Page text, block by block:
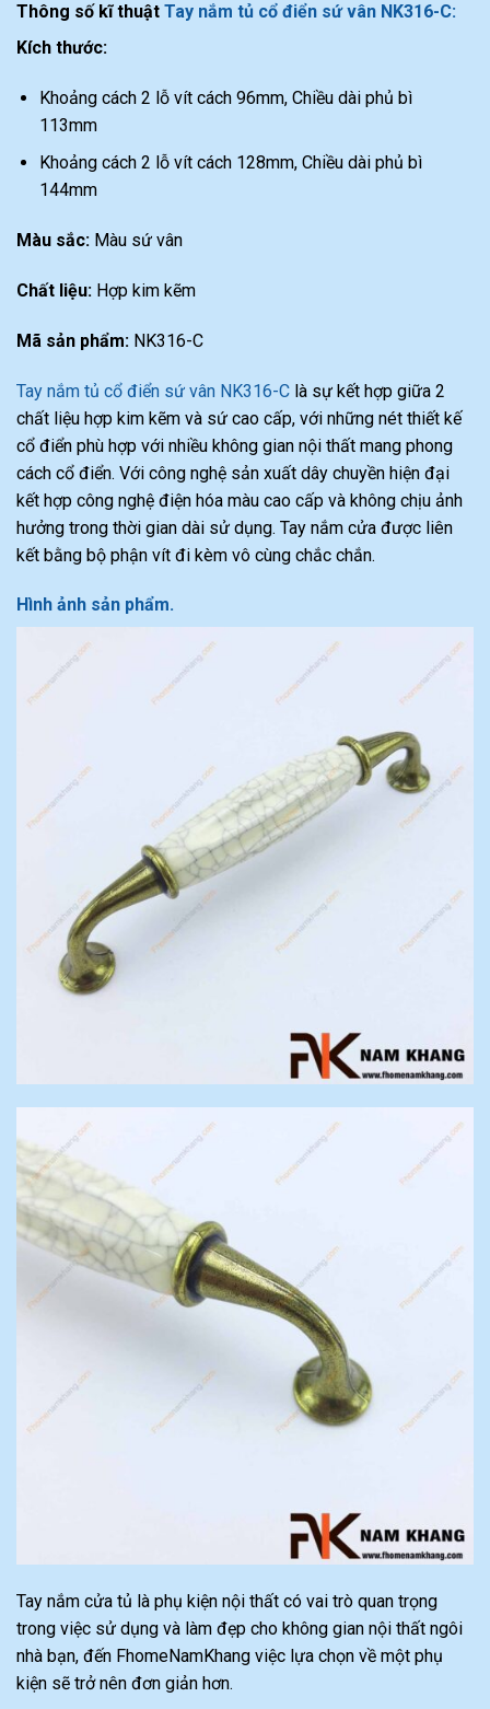
Thông số kĩ thuật Tay nắm tủ cổ điển sứ vân NK316-C:
Kích thước:
Khoảng cách 2 lỗ vít cách 96mm, Chiều dài phủ bì
113mm
Khoảng cách 2 lỗ vít cách 128mm, Chiều dài phủ bì
144mm
Màu sắc: Màu sứ vân
Chất liệu: Hợp kim kẽm
Mã sản phẩm: NK316-C
Tay nắm tủ cổ điển sứ vân NK316-C là sự kết hợp giữa 2
chất liệu hợp kim kẽm và sứ cao cấp, với những nét thiết kế
cổ điển phù hợp với nhiều không gian nội thất mang phong
cách cổ điển. Với công nghệ sản xuất dây chuyền hiện đại
kết hợp công nghệ điện hóa màu cao cấp và không chịu ảnh
hưởng trong thời gian dài sử dụng. Tay nắm cửa được liên
kết bằng bộ phận vít đi kèm vô cùng chắc chắn.
Hình ảnh sản phẩm.
Tay nắm cửa tủ là phụ kiện nội thất có vai trò quan trọng
trong việc sử dụng và làm đẹp cho không gian nội thất ngôi
nhà bạn, đến FhomeNamKhang việc lựa chọn về một phụ
kiện sẽ trở nên đơn giản hơn.